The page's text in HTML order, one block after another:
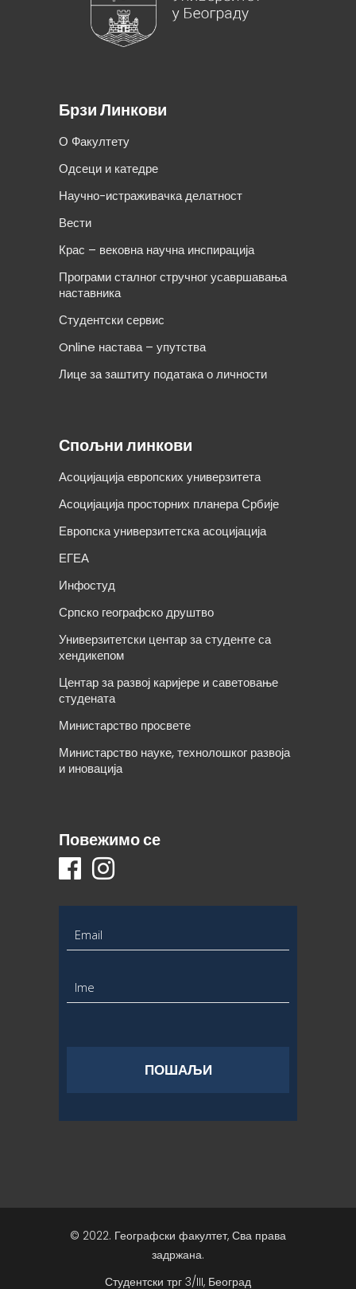
Брзи Линкови
О Факултету
Одсеци и катедре
Научно-истраживачка делатност
Вести
Крас – вековна научна инспирација
Програми сталног стручног усавршавања
наставника
Студентски сервис
Online настава – упутства
Лице за заштиту података о личности
Спољни линкови
Асоцијација европских универзитета
Асоцијација просторних планера Србије
Европска универзитетска асоцијација
ЕГЕА
Инфостуд
Српско географско друштво
Универзитетски центар за студенте са
хендикепом
Центар за развој каријере и саветовање
студената
Министарство просвете
Министарство науке, технолошког развоја
и иновација
Повежимо се
© 2022. Географски факултет, Сва права
задржана.
Студентски трг 3/III, Београд